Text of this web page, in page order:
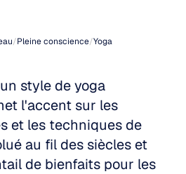
/Pleine conscience/Yoga
style de yoga
l'accent sur les
et les techniques de
au fil des siècles et
de bienfaits pour les